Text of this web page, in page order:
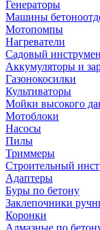
Генераторы
Машины
Мотопомпы
Нагреватели
Садовый
Аккумуляторы и
Газонокосилки
Культиваторы
Мойки высокого
Мотоблоки
Насосы
Пилы
Триммеры
Строительный
Адаптеры
Буры по бетону
Заклепочники
Коронки
Алмазные по